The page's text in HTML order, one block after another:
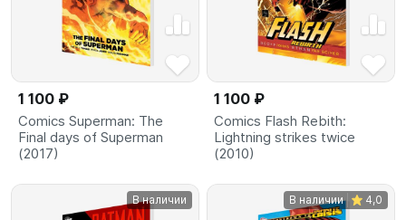
1 100 ₽
Comics Superman: The
Final days of Superman
(2017)
1 100 ₽
Comics Flash Rebith:
Lightning strikes twice
(2010)
В наличии В наличии 4,0